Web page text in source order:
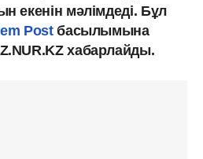
екенін мәлімдеді. Бұл
Postбасылымына
хабарлайды.